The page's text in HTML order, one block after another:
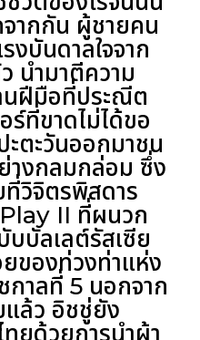
ากกัน ผู้ชายคน
งบันดาลใจจาก
นำมาตีความ
นฝีมือที่ประณีต
ร์ที่ขาดไม่ได้ขอ
ตะวันออกมาชน
างกลมกล่อม ซึ่ง
วิจิตรพิสดาร
Play II ที่ผนวก
บัลเลต์รัสเซีย
ของท่วงท่าแห่ง
กาลที่ 5 นอกจาก
แล้ว อิชชู่ยัง
ยด้วยการนำผ้า